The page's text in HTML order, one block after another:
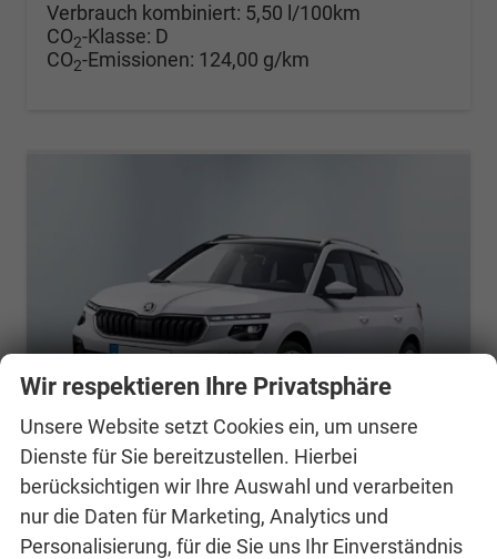
Verbrauch kombiniert: 5,50 l/100km
CO2-Klasse: D
CO2-Emissionen: 124,00 g/km
Skoda Kamiq
Selection
Wir respektieren Ihre Privatsphäre
Unsere Website setzt Cookies ein, um unsere
Dienste für Sie bereitzustellen. Hierbei
berücksichtigen wir Ihre Auswahl und verarbeiten
nur die Daten für Marketing, Analytics und
Personalisierung, für die Sie uns Ihr Einverständnis